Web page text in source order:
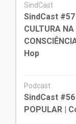
SindCast
SindCast #57
CULTURA
Hop
Podcast
SindCast #56
POPULAR |